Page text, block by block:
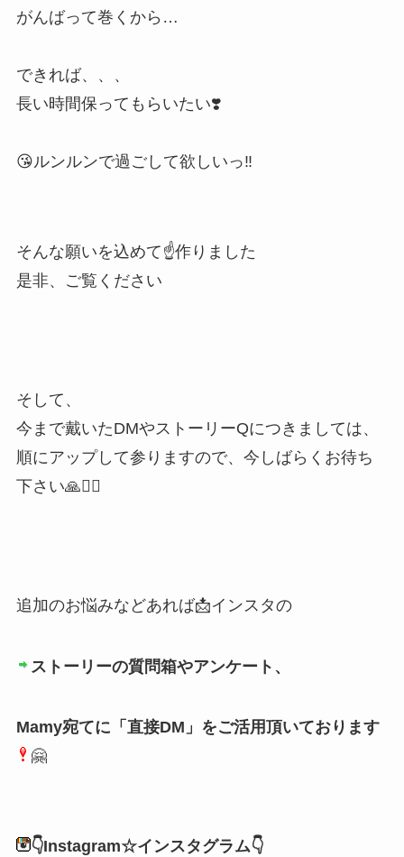
がんばって巻くから…⠀
できれば、、、⠀
長い時間保ってもらいたい❣️⠀
😘ルンルンで過ごして欲しいっ‼︎
そんな願いを込めて☝️作りました⠀
是非、ご覧ください
そして、
今まで戴いたDMやストーリーQにつきましては、
順にアップして参りますので、今しばらくお待ち
下さい🙏🙇‍♀️⠀
追加のお悩みなどあれば📩インスタの
ストーリーの質問箱やアンケート、
Mamy宛てに「直接DM」をご活用頂いております
🤗
👇Instagram☆インスタグラム👇